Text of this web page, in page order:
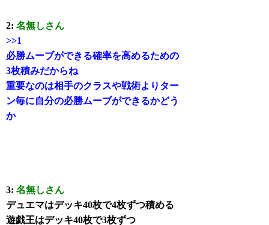
2:名無しさん
>>1
必勝ムーブができる確率を高めるための
3枚積みだからね
重要なのは相手のクラスや戦術よりター
ン毎に自分の必勝ムーブができるかどう
か
3:名無しさん
デュエマはデッキ40枚で4枚ずつ積める
遊戯王はデッキ40枚で3枚ずつ